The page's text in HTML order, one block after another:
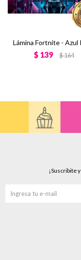
Lámina Fortnite - Azul
$ 139 $164
¡Suscribite